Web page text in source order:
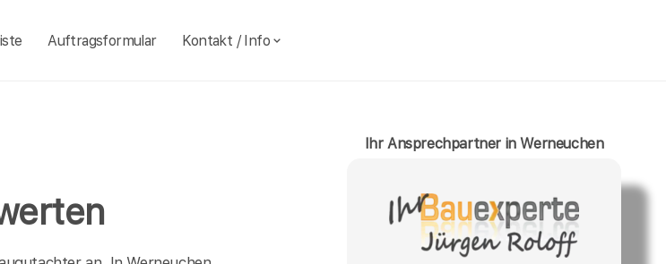
Auftragsformular Kontakt / Info
Ihr Ansprechpartner in Werneuchen